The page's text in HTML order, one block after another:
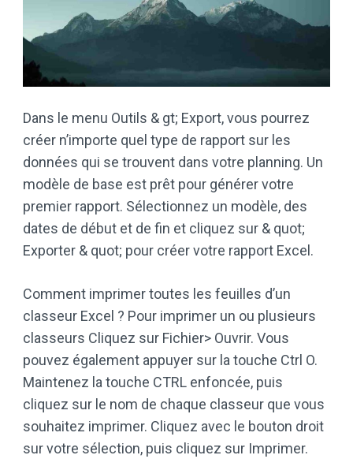
Dans le menu Outils & gt; Export, vous pourrez
créer n’importe quel type de rapport sur les
données qui se trouvent dans votre planning. Un
modèle de base est prêt pour générer votre
premier rapport. Sélectionnez un modèle, des
dates de début et de fin et cliquez sur & quot;
Exporter & quot; pour créer votre rapport Excel.
Comment imprimer toutes les feuilles d’un
classeur Excel ? Pour imprimer un ou plusieurs
classeurs Cliquez sur Fichier> Ouvrir. Vous
pouvez également appuyer sur la touche Ctrl O.
Maintenez la touche CTRL enfoncée, puis
cliquez sur le nom de chaque classeur que vous
souhaitez imprimer. Cliquez avec le bouton droit
sur votre sélection, puis cliquez sur Imprimer.